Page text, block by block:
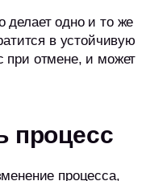
делает одно и то же
в устойчивую
при отмене, и может
процесс
процесса,